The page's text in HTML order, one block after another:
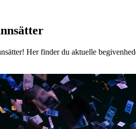
Her finder du aktuelle